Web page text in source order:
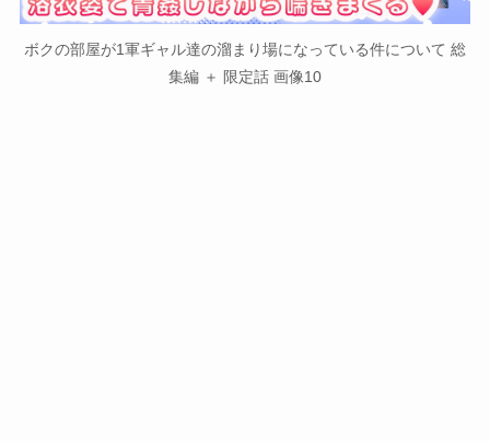
ボクの部屋が1軍ギャル達の溜まり場になっている件について 総
集編 ＋ 限定話 画像10